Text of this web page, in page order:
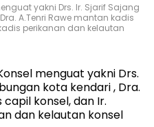
yakni Drs. Ir. Sjarif Sajang
A.Tenri Rawe mantan kadis
perikanan dan kelautan